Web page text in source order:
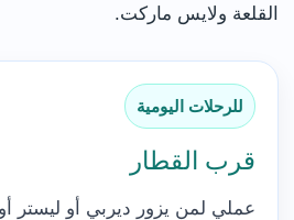
القلعة ولايس ماركت.
للرحلات اليومية
قرب القطار
عملي لمن يزور ديربي أو ليستر